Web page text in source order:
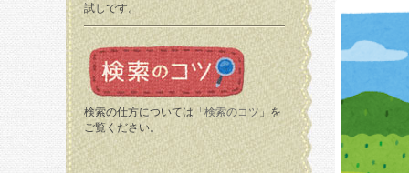
試しです。
検索の仕方については「 検索のコツ 」を
ご覧ください。